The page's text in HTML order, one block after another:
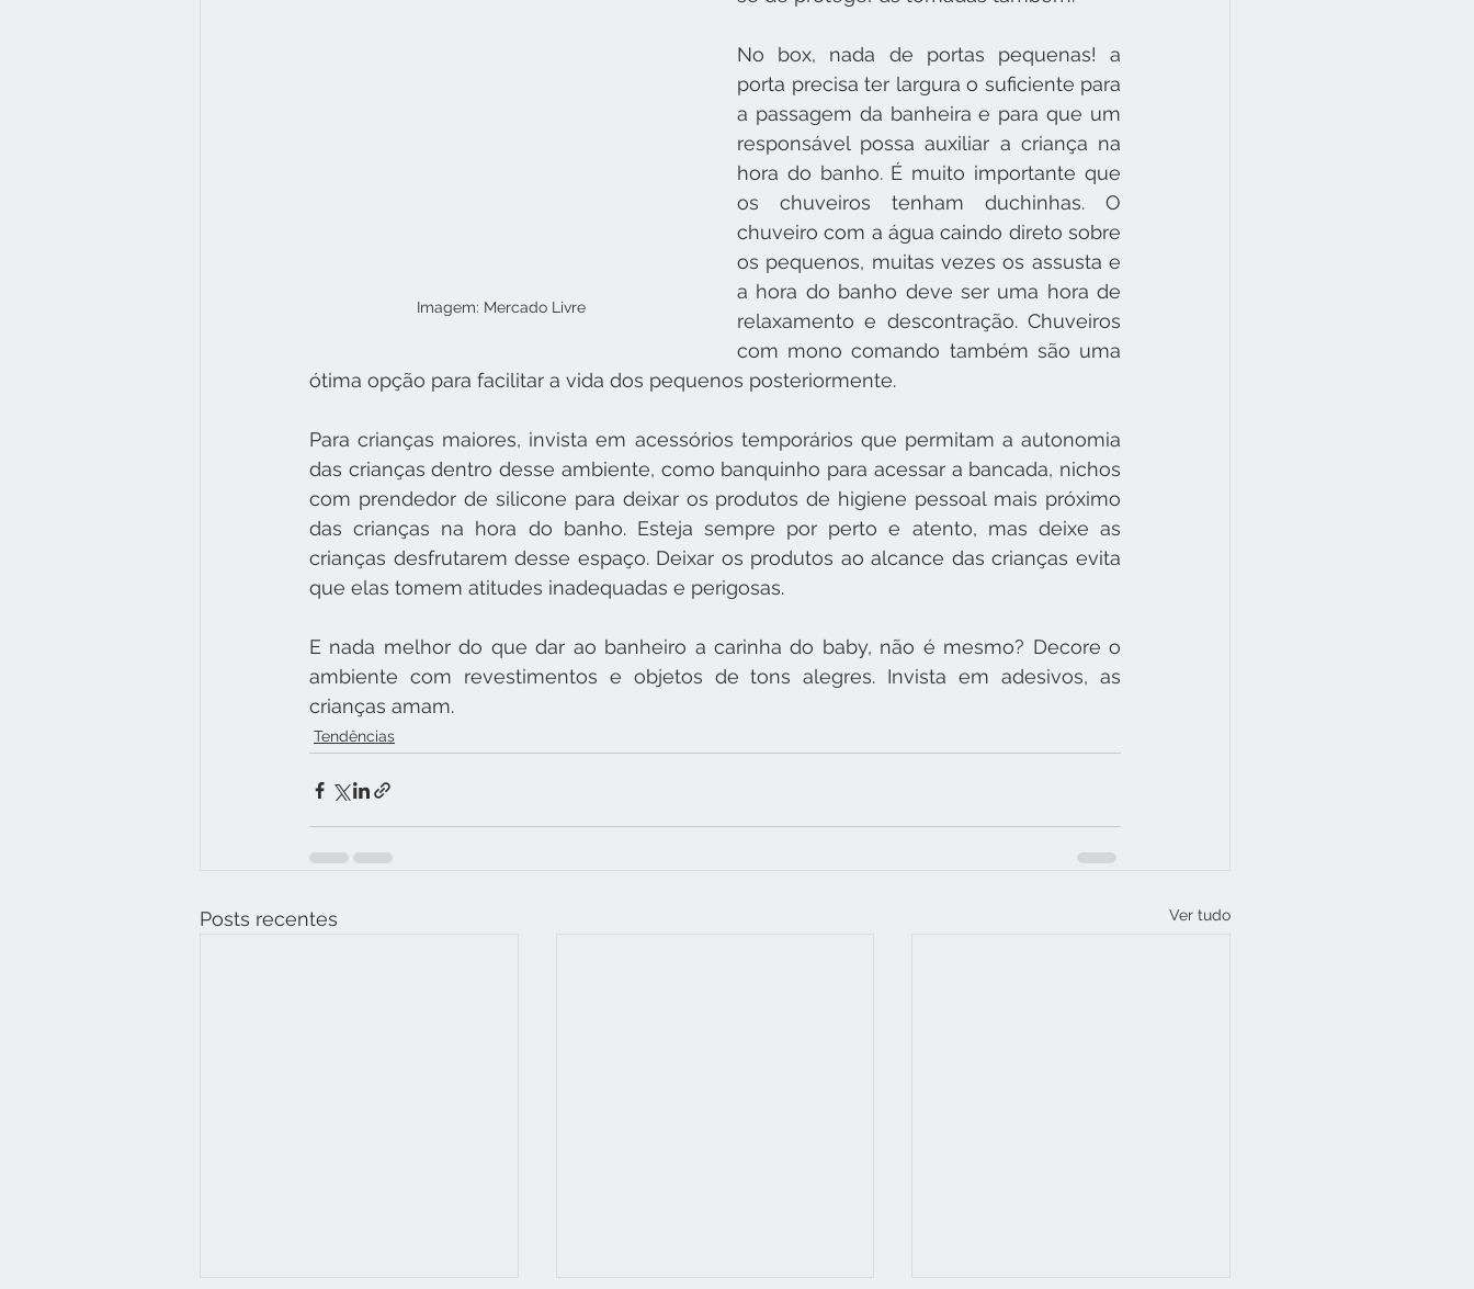
Imagem: Mercado Livre
No box, nada de portas pequenas! a
porta precisa ter largura o suficiente para
a passagem da banheira e para que um
responsável possa auxiliar a criança na
hora do banho. É muito importante que
os chuveiros tenham duchinhas. O
chuveiro com a água caindo direto sobre
os pequenos, muitas vezes os assusta e
a hora do banho deve ser uma hora de
relaxamento e descontração. Chuveiros
com mono comando também são uma
ótima opção para facilitar a vida dos pequenos posteriormente.
Para crianças maiores, invista em acessórios temporários que permitam a autonomia
das crianças dentro desse ambiente, como banquinho para acessar a bancada, nichos
com prendedor de silicone para deixar os produtos de higiene pessoal mais próximo
das crianças na hora do banho. Esteja sempre por perto e atento, mas deixe as
crianças desfrutarem desse espaço. Deixar os produtos ao alcance das crianças evita
que elas tomem atitudes inadequadas e perigosas.
E nada melhor do que dar ao banheiro a carinha do baby, não é mesmo? Decore o
ambiente com revestimentos e objetos de tons alegres. Invista em adesivos, as
crianças amam.
Tendências
Posts recentes Ver tudo